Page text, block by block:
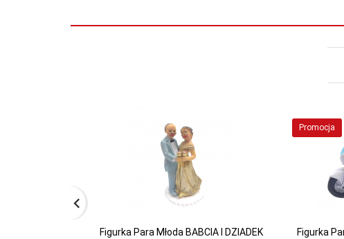
Figurka Para Młoda BABCIA I DZIADEK
Promocja
Figurka